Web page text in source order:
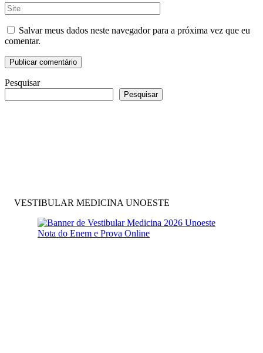
Salvar meus dados neste navegador para a próxima vez que eu
comentar.
Pesquisar
Pesquisar
VESTIBULAR MEDICINA UNOESTE